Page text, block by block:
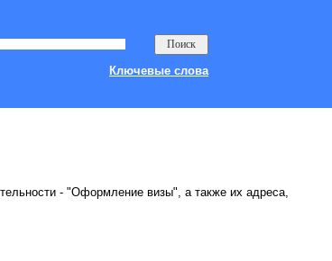
Ключевые слова
- "Оформление визы", а также их адреса,